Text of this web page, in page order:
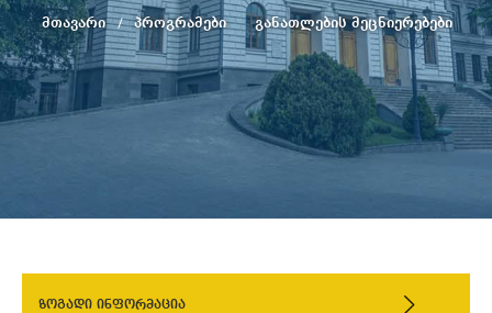
მთავარი პროგრამები განათლების მეცნიერებები
ზოგადი ინფორმაცია